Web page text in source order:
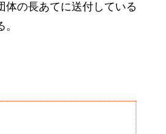
体の長あてに送付している